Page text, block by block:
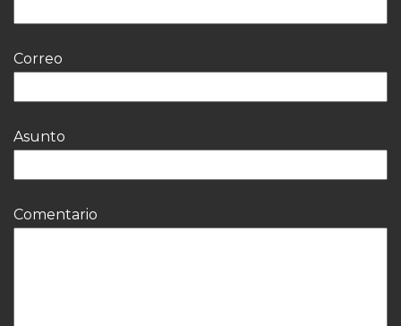
Correo
Asunto
Comentario